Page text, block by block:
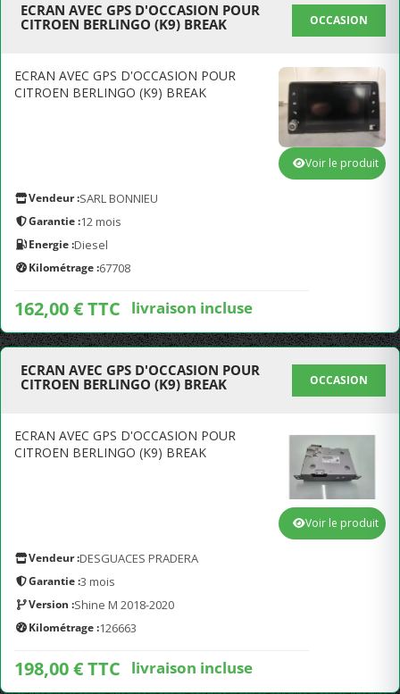
ECRAN AVEC GPS D'OCCASION POUR
CITROEN BERLINGO (K9) BREAK
OCCASION
ECRAN AVEC GPS D'OCCASION POUR
CITROEN BERLINGO (K9) BREAK
Vendeur :SARL BONNIEU
Garantie :12 mois
Energie :Diesel
Kilométrage :67708
162,00 € TTC livraison incluse
Voir le produit
ECRAN AVEC GPS D'OCCASION POUR
CITROEN BERLINGO (K9) BREAK
OCCASION
ECRAN AVEC GPS D'OCCASION POUR
CITROEN BERLINGO (K9) BREAK
Vendeur :DESGUACES PRADERA
Garantie :3 mois
Version :Shine M 2018-2020
Kilométrage :126663
198,00 € TTC livraison incluse
Voir le produit